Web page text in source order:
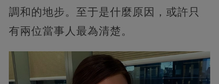
調和的地步。至于是什麼原因，或許只
有兩位當事人最為清楚。